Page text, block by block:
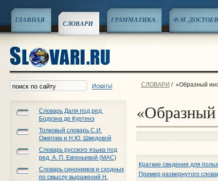
ГЛАВНАЯ СЛОВАРИ ГРАММАТИКА Ф.М.
Искать!
Словарь Даля под ред.
Бодуэна де Куртенэ
Толковый словарь С.И.
Ожегова и Н.Ю. Шведовой
Словарь русского языка под
ред. А. П. Евгеньевой (МАС)
Словарь синонимов и сходных
по смыслу выражений Н.
СЛОВАРИ / «Образный
Краткие сведения для
Пример развернутого